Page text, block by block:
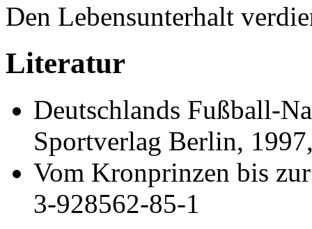
Den Lebensunterhalt
Literatur
Deutschlands Fußball-
Sportverlag Berlin,
Vom Kronprinzen bis
3-928562-85-1